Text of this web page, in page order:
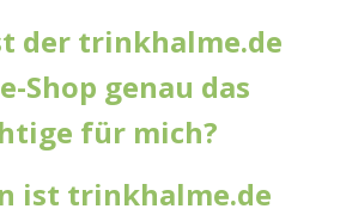
der trinkhalme.de
Shop genau das
für mich?
ist trinkhalme.de